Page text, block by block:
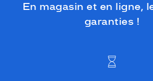
En magasin et en ligne,
garanties !